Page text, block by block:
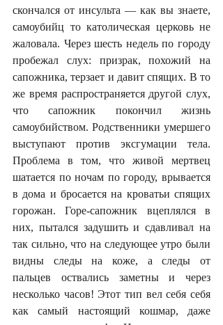
скончался от инсульта — как вы знаете,
самоубийц то католическая церковь не
жаловала. Через шесть недель по городу
пробежал слух: призрак, похожий на
сапожника, терзает и давит спящих. В то
же время распространяется другой слух,
что сапожник покончил жизнь
самоубийством. Родственники умершего
выступают против эксгумации тела.
Проблема в том, что живой мертвец
шатается по ночам по городу, врывается
в дома и бросается на кроватьи спящих
горожан. Горе-сапожник вцеплялся в
них, пытался задушить и сдавливал на
так сильно, что на следующее утро были
видны следы на коже, а следы от
пальцев оствались заметны и через
несколько часов! Этот тип вел себя себя
как самый настоящий кошмар, даже